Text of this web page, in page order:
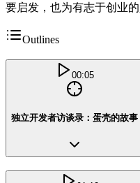
要启发，也为有志于创业
Outlines
00:05
独立开发者访谈录：蛋壳的故事